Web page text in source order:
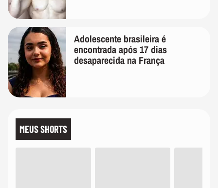
Adolescente brasileira é
encontrada após 17 dias
desaparecida na França
MEUS SHORTS